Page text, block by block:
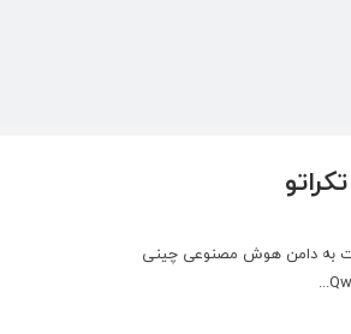
به دامن هوش مصنوعی چینی